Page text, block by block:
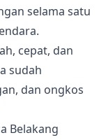
selama satu
cepat, dan
sudah
dan ongkos